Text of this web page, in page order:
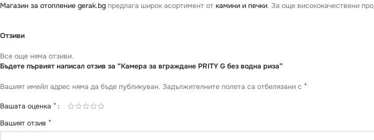
Магазин за отопление gerak.bg предлага широк асортимент от камини и печки. За още висококачествени
Отзиви
Все още няма отзиви.
Бъдете първият написал отзив за “Камера за вграждане PRITY G без водна риза”
Вашият имейл адрес няма да бъде публикуван. Задължителните полета са отбелязани с *
Вашата оценка *
Вашият отзив *